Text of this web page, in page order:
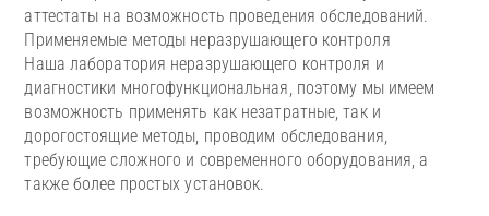
аттестаты на возможность проведения обследований.
Применяемые методы неразрушающего контроля
Наша лаборатория неразрушающего контроля и
диагностики многофункциональная, поэтому мы имеем
возможность применять как незатратные, так и
дорогостоящие методы, проводим обследования,
требующие сложного и современного оборудования, а
также более простых установок.